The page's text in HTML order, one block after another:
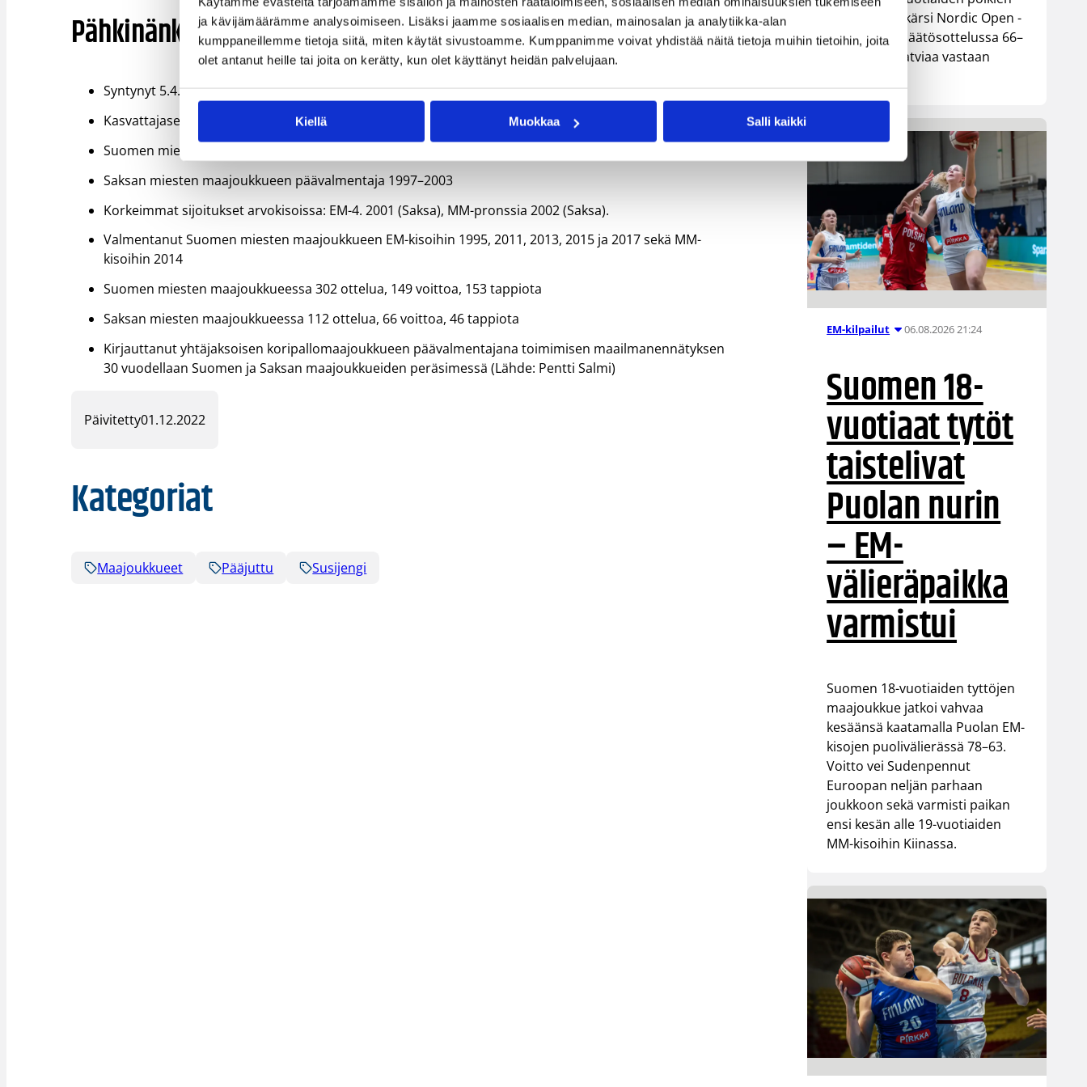
ja kävijämäärämme analysoimiseen. Lisäksi jaamme sosiaalisen median, mainosalan ja analytiikka-alan
kumppaneillemme tietoja siitä, miten käytät sivustoamme. Kumppanimme voivat yhdistää näitä tietoja muihin tietoihin, joita
olet antanut heille tai joita on kerätty, kun olet käyttänyt heidän palvelujaan.
Kiellä Muokkaa Salli kaikki
Pähkinänkuoressa: Henrik Dettmann
Syntynyt 5.4.1958
Kasvattajaseura Helsingin NMKY
Suomen miesten maajoukkueen päävalmentaja 1992–1997 ja 2004–2022
Saksan miesten maajoukkueen päävalmentaja 1997–2003
Korkeimmat sijoitukset arvokisoissa: EM-4. 2001 (Saksa), MM-pronssia 2002 (Saksa).
Valmentanut Suomen miesten maajoukkueen EM-kisoihin 1995, 2011, 2013, 2015 ja 2017 sekä MM-
kisoihin 2014
Suomen miesten maajoukkueessa 302 ottelua, 149 voittoa, 153 tappiota
Saksan miesten maajoukkueessa 112 ottelua, 66 voittoa, 46 tappiota
Kirjauttanut yhtäjaksoisen koripallomaajoukkueen päävalmentajana toimimisen maailmanennätyksen
30 vuodellaan Suomen ja Saksan maajoukkueiden peräsimessä (Lähde: Pentti Salmi)
Päivitetty01.12.2022
Kategoriat
Maajoukkueet Pääjuttu Susijengi
maajoukkue kärsi Nordic Open -
turnauksen päätösottelussa 66–
74-tappion Latviaa vastaan
EM-kilpailut 06.08.2026 21:24
Suomen 18-
vuotiaat tytöt
taistelivat
Puolan nurin
– EM-
välieräpaikka
varmistui
Suomen 18-vuotiaiden tyttöjen
maajoukkue jatkoi vahvaa
kesäänsä kaatamalla Puolan EM-
kisojen puolivälierässä 78–63.
Voitto vei Sudenpennut
Euroopan neljän parhaan
joukkoon sekä varmisti paikan
ensi kesän alle 19-vuotiaiden
MM-kisoihin Kiinassa.